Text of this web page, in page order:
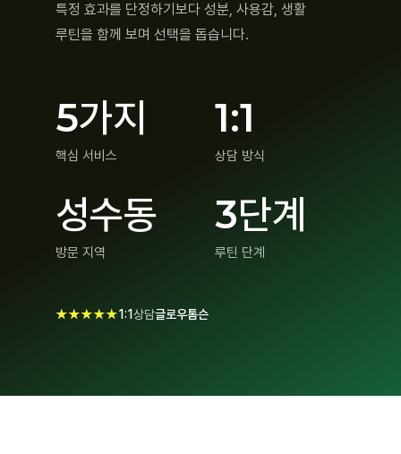
특정 효과를 단정하기보다 성분, 사용감, 생활
루틴을 함께 보며 선택을 돕습니다.
5가지
핵심 서비스
1:1
상담 방식
성수동
방문 지역
3단계
루틴 단계
★★★★★1:1상담글로우톰슨